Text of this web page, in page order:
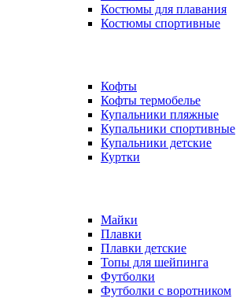
Костюмы для плавания
Костюмы спортивные
Кофты
Кофты термобелье
Купальники пляжные
Купальники спортивные
Купальники детские
Куртки
Майки
Плавки
Плавки детские
Топы для шейпинга
Футболки
Футболки с воротником